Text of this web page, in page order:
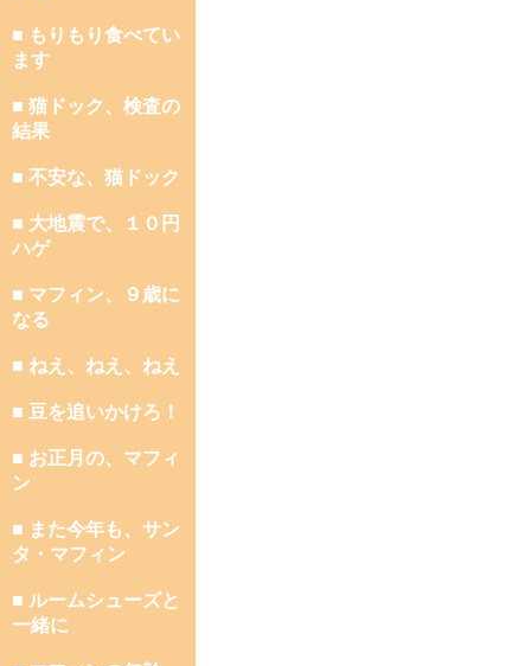
■ もりもり食べてい
ます
■ 猫ドック、検査の
結果
■ 不安な、猫ドック
■ 大地震で、１０円
ハゲ
■ マフィン、９歳に
なる
■ ねえ、ねえ、ねえ
■ 豆を追いかけろ！
■ お正月の、マフィ
ン
■ また今年も、サン
タ・マフィン
■ ルームシューズと
一緒に